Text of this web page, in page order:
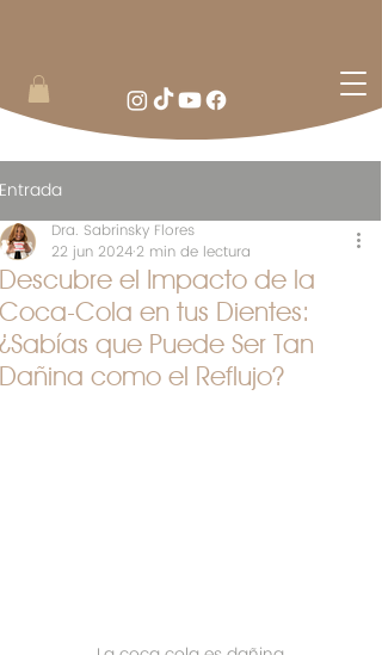
Entrada
Descubre el Impacto de la
Coca-Cola en tus Dientes:
¿Sabías que Puede Ser Tan
Dañina como el Reflujo?
Dra. Sabrinsky Flores
22 jun 2024 2 min de lectura